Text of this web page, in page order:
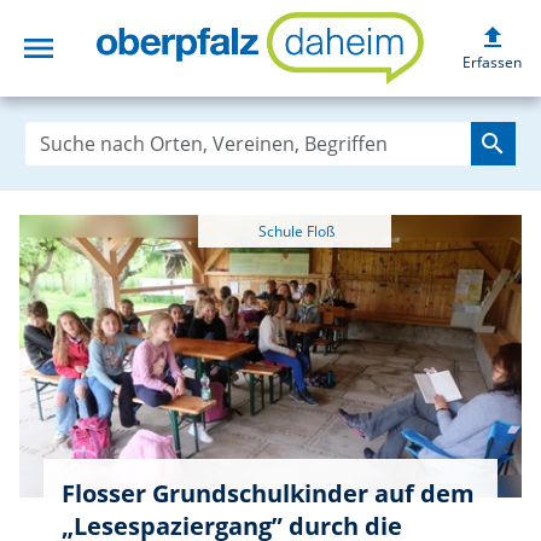
menu upload
Erfassen
search
Flosser Grundschulkinder auf dem
„Lesespaziergang” durch die